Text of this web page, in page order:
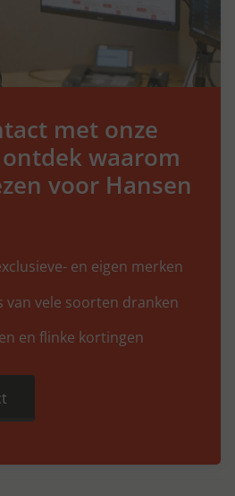
met onze
waarom
voor Hansen
en eigen merken
van vele soorten dranken
en flinke kortingen